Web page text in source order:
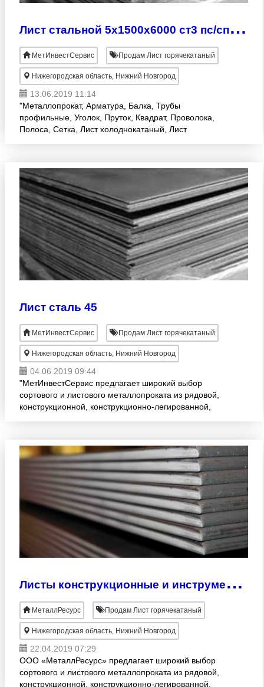
Л
ист стальной 5х1500х6000 ст3 пс/сп ГОСТ 14637-89
МетИнвестСервис Продам Лист горячекатаный
Нижегородская область, Нижний Новгород
13.06.2019 11:14
"Металлопрокат, Арматура, Балка, Трубы
профильные, Уголок, Пруток, Квадрат, Проволока,
Полоса, Сетка, Лист холоднокатаный, Лист
Лист сталь 45
МетИнвестСервис Продам Лист горячекатаный
Нижегородская область, Нижний Новгород
04.06.2019 09:44
"МетИнвестСервис предлагает широкий выбор
сортового и листового металлопроката из рядовой,
конструкционной, конструкционно-легированной,
Л
исты конструкционные и инструментальные.
МеталлРесурс Продам Лист горячекатаный
Нижегородская область, Нижний Новгород
22.04.2019 07:29
ООО «МеталлРесурс» предлагает широкий выбор
сортового и листового металлопроката из рядовой,
конструкционной, конструкционно-легированной,